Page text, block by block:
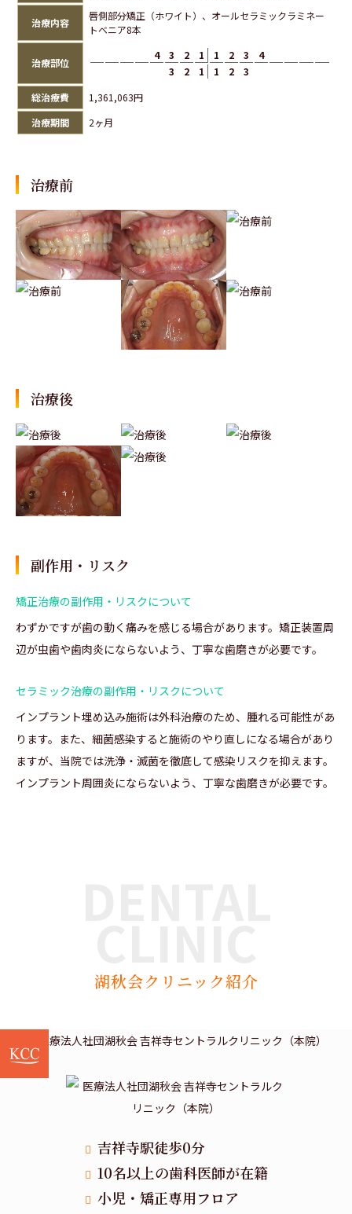
治療内容
唇側部分矯正（ホワイト）、オールセラミックラミネー
トベニア8本
治療部位
4 3 2 1 1 2 3
4
3
2 1 1 2
3
総治療費
1,361,063円
治療期間
2ヶ月
治療前
治療後
副作用・リスク
矯正治療の副作用・リスクについて
わずかですが歯の動く痛みを感じる場合があります。矯正装置周
辺が虫歯や歯肉炎にならないよう、丁寧な歯磨きが必要です。
セラミック治療の副作用・リスクについて
インプラント埋め込み施術は外科治療のため、腫れる可能性があ
ります。また、細菌感染すると施術のやり直しになる場合があり
ますが、当院では洗浄・滅菌を徹底して感染リスクを抑えます。
インプラント周囲炎にならないよう、丁寧な歯磨きが必要です。
湖秋会クリニック紹介
吉祥寺駅徒歩0分
10名以上の歯科医師が在籍
小児・矯正専用フロア